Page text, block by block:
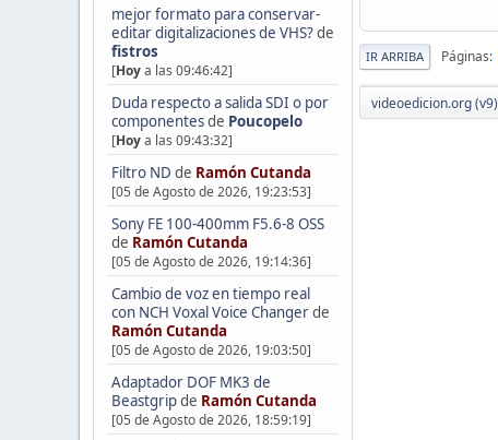
mejor formato para conservar-
editar digitalizaciones de VHS?de
fistros
[Hoya las 09:46:42]
Duda respecto a salida SDI o por
componentesde Poucopelo
[Hoya las 09:43:32]
Filtro ND de Ramón Cutanda
[05 de Agosto de 2026, 19:23:53]
Sony FE 100-400mm F5.6-8 OSS
de Ramón Cutanda
[05 de Agosto de 2026, 19:14:36]
Cambio de voz en tiempo real
con NCH Voxal Voice Changerde
Ramón Cutanda
[05 de Agosto de 2026, 19:03:50]
Adaptador DOF MK3 de
Beastgripde Ramón Cutanda
[05 de Agosto de 2026, 18:59:19]
IR ARRIBA Páginas
videoedicion.org (v9)